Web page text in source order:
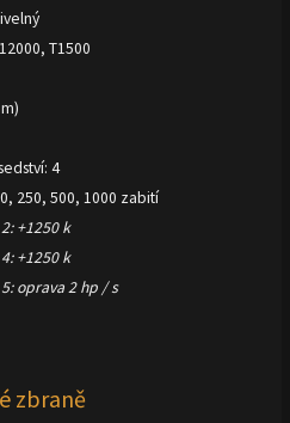
T1500
4
250, 500, 1000 zabití
+1250 k
+1250 k
oprava 2 hp / s
zbraně